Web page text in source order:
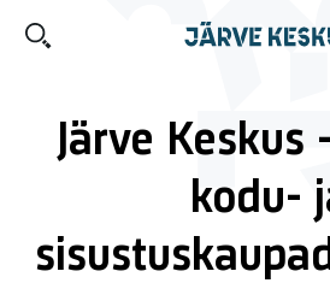
Selver E-P 8-23
Järve Keskus
kodu-